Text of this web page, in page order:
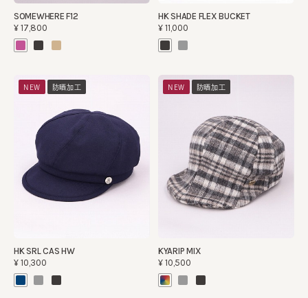
SOMEWHERE F12
¥17,800
HK SHADE FLEX BUCKET
¥11,000
NEW 防晒加工
HK SRL CAS HW
¥10,300
NEW 防晒加工
KYARIP MIX
¥10,500